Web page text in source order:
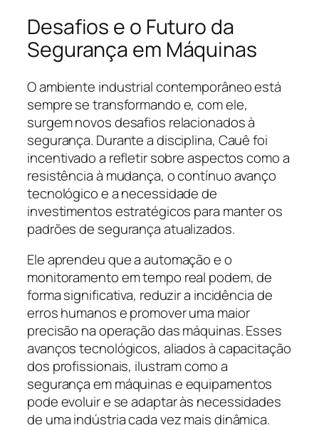
Desafios e o Futuro da
Segurança em Máquinas
O ambiente industrial contemporâneo está
sempre se transformando e, com ele,
surgem novos desafios relacionados à
segurança. Durante a disciplina, Cauê foi
incentivado a refletir sobre aspectos como a
resistência à mudança, o contínuo avanço
tecnológico e a necessidade de
investimentos estratégicos para manter os
padrões de segurança atualizados.
Ele aprendeu que a automação e o
monitoramento em tempo real podem, de
forma significativa, reduzir a incidência de
erros humanos e promover uma maior
precisão na operação das máquinas. Esses
avanços tecnológicos, aliados à capacitação
dos profissionais, ilustram como a
segurança em máquinas e equipamentos
pode evoluir e se adaptar às necessidades
de uma indústria cada vez mais dinâmica.